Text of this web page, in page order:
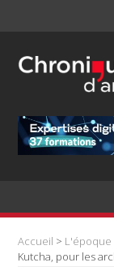
Accueil > L'époque
Kutcha, pour les